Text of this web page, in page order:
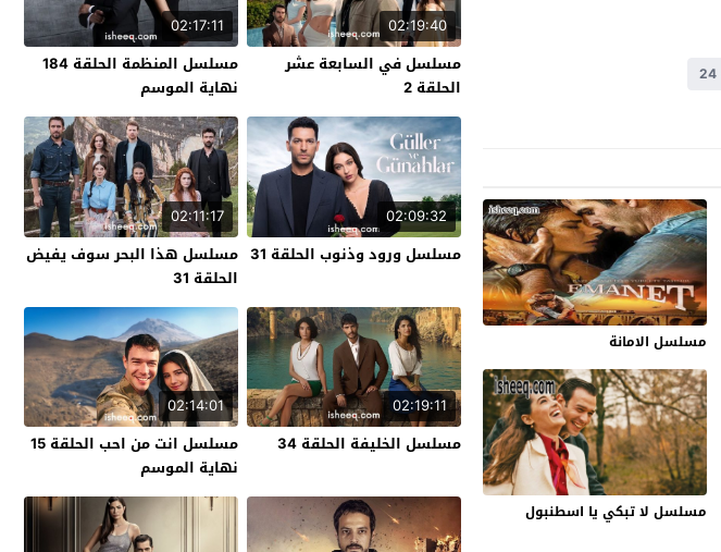
مسلسل الامانة
مسلسل لا تبكي يا اسطنبول
02:19:40
مسلسل في السابعة عشر
الحلقة 2
02:17:11
مسلسل المنظمة الحلقة 184
نهاية الموسم
02:09:32
مسلسل ورود وذنوب الحلقة 31
02:11:17
مسلسل هذا البحر سوف يفيض
الحلقة 31
02:19:11
مسلسل الخليفة الحلقة 34
02:14:01
مسلسل انت من احب الحلقة 15
نهاية الموسم